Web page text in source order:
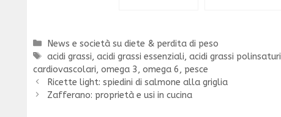
Categorie
News e società su diete & perdita di peso
Tag
acidi grassi,acidi grassi essenziali,acidi grassi polinsaturi
cardiovascolari, omega 3, omega 6, pesce
Ricette light: spiedini di salmone alla griglia
Zafferano: proprietà e usi in cucina